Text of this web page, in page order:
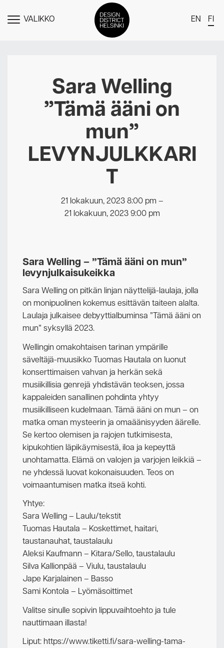
NÄYTÄVALIKKO EN FI
Jäsenet
Tapahtumat
Uutiset
Medialle
Meistä
Design District Helsingin jäsenyydestä
Sara Welling
”Tämä ääni on
mun”
LEVYNJULKKARI
T
21 lokakuun, 2023 8:00 pm –
21 lokakuun, 2023 9:00 pm
Sara Welling – ”Tämä ääni on mun”
levynjulkaisukeikka
Sara Welling on pitkän linjan näyttelijä-laulaja, jolla
on monipuolinen kokemus esittävän taiteen alalta.
Laulaja julkaisee debyyttialbuminsa ”Tämä ääni on
mun” syksyllä 2023.
Wellingin omakohtaisen tarinan ympärille
säveltäjä-muusikko Tuomas Hautala on luonut
konserttimaisen vahvan ja herkän sekä
musiikillisia genrejä yhdistävän teoksen, jossa
kappaleiden sanallinen pohdinta yhtyy
musiikilliseen kudelmaan. Tämä ääni on mun – on
matka oman mysteerin ja omaäänisyyden äärelle.
Se kertoo olemisen ja rajojen tutkimisesta,
kipukohtien läpikäymisestä, iloa ja kepeyttä
unohtamatta. Elämä on valojen ja varjojen leikkiä –
ne yhdessä luovat kokonaisuuden. Teos on
voimaantumisen matka itseä kohti.
Yhtye:
Sara Welling – Laulu/tekstit
Tuomas Hautala – Koskettimet, haitari,
taustanauhat, taustalaulu
Aleksi Kaufmann – Kitara/Sello, taustalaulu
Silva Kallionpää – Viulu, taustalaulu
Jape Karjalainen – Basso
Sami Kontola – Lyömäsoittimet
Valitse sinulle sopivin lippuvaihtoehto ja tule
nauttimaan illasta!
Liput: https://www.tiketti.fi/sara-welling-tama-